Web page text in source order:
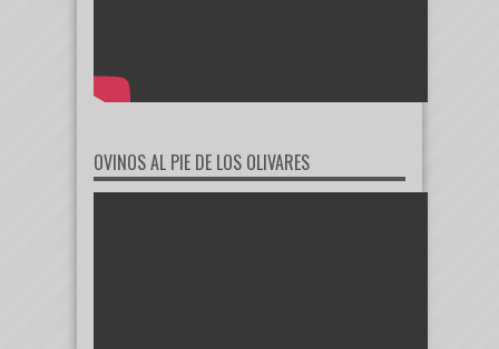
OVINOS AL PIE DE LOS OLIVARES